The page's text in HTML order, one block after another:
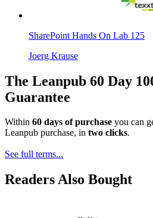
SharePoint Hands On Lab 125
Joerg Krause
The Leanpub 60 Day
Guarantee
Within 60 days of purchase you can
Leanpub purchase, in two clicks.
See full terms...
Readers Also Bought